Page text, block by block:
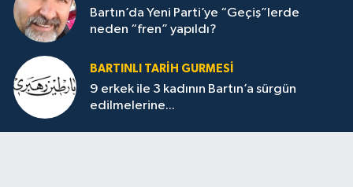
Bartın’da Yeni Parti’ye “Geçiş”lerde
neden “fren” yapıldı?
BARTINLI TARIH GURMESI
9 erkek ile 3 kadının Bartın’a sürgün
edilmelerine...